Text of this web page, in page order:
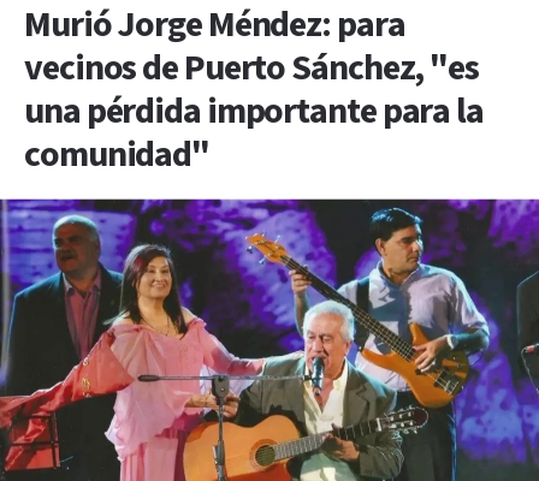
Murió Jorge Méndez: para
vecinos de Puerto Sánchez, "es
una pérdida importante para la
comunidad"